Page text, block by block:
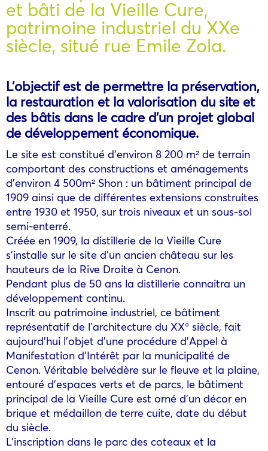
et bâti de la Vieille Cure,
patrimoine industriel du XXe
siècle, situé rue Emile Zola.
L’objectif est de permettre la préservation,
la restauration et la valorisation du site et
des bâtis dans le cadre d’un projet global
de développement économique.
Le site est constitué d’environ 8 200 m² de terrain
comportant des constructions et aménagements
d’environ 4 500m² Shon : un bâtiment principal de
1909 ainsi que de différentes extensions construites
entre 1930 et 1950, sur trois niveaux et un sous-sol
semi-enterré.
Créée en 1909, la distillerie de la Vieille Cure
s’installe sur le site d’un ancien château sur les
hauteurs de la Rive Droite à Cenon.
Pendant plus de 50 ans la distillerie connaitra un
développement continu.
Inscrit au patrimoine industriel, ce bâtiment
représentatif de l’architecture du XX° siècle, fait
aujourd’hui l’objet d’une procédure d’Appel à
Manifestation d’Intérêt par la municipalité de
Cenon. Véritable belvédère sur le fleuve et la plaine,
entouré d’espaces verts et de parcs, le bâtiment
principal de la Vieille Cure est orné d’un décor en
brique et médaillon de terre cuite, date du début
du siècle.
L’inscription dans le parc des coteaux et la